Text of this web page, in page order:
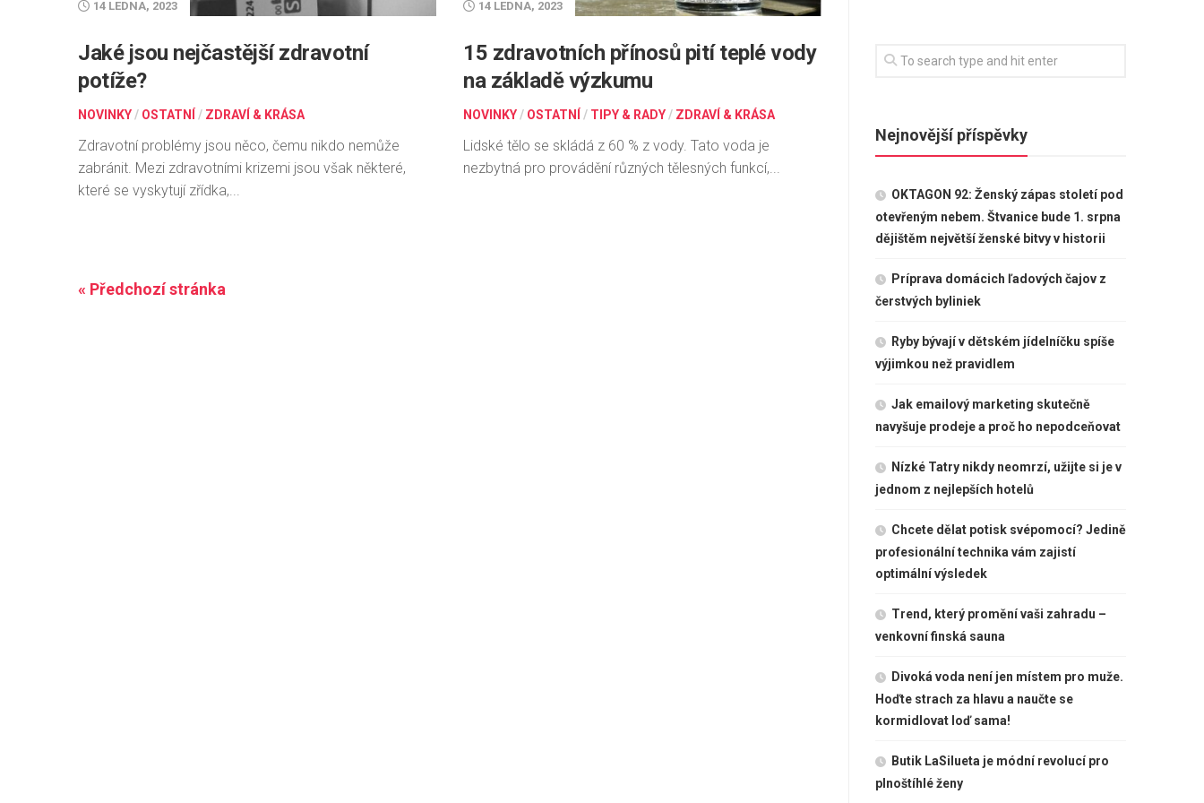
14 LEDNA, 2023
Jaké jsou nejčastější zdravotní
potíže?
NOVINKY / OSTATNÍ / ZDRAVÍ & KRÁSA
Zdravotní problémy jsou něco, čemu nikdo nemůže
zabránit. Mezi zdravotními krizemi jsou však některé,
které se vyskytují zřídka,...
14 LEDNA, 2023
15 zdravotních přínosů pití teplé vody
na základě výzkumu
NOVINKY / OSTATNÍ / TIPY & RADY / ZDRAVÍ & KRÁSA
Lidské tělo se skládá z 60 % z vody. Tato voda je
nezbytná pro provádění různých tělesných funkcí,...
« Předchozí stránka
Nejnovější příspěvky
OKTAGON 92: Ženský zápas století pod
otevřeným nebem. Štvanice bude 1. srpna
dějištěm největší ženské bitvy v historii
Príprava domácich ľadových čajov z
čerstvých byliniek
Ryby bývají v dětském jídelníčku spíše
výjimkou než pravidlem
Jak emailový marketing skutečně
navyšuje prodeje a proč ho nepodceňovat
Nízké Tatry nikdy neomrzí, užijte si je v
jednom z nejlepších hotelů
Chcete dělat potisk svépomocí? Jedině
profesionální technika vám zajistí
optimální výsledek
Trend, který promění vaši zahradu –
venkovní finská sauna
Divoká voda není jen místem pro muže.
Hoďte strach za hlavu a naučte se
kormidlovat loď sama!
Butik LaSilueta je módní revolucí pro
plnoštíhlé ženy